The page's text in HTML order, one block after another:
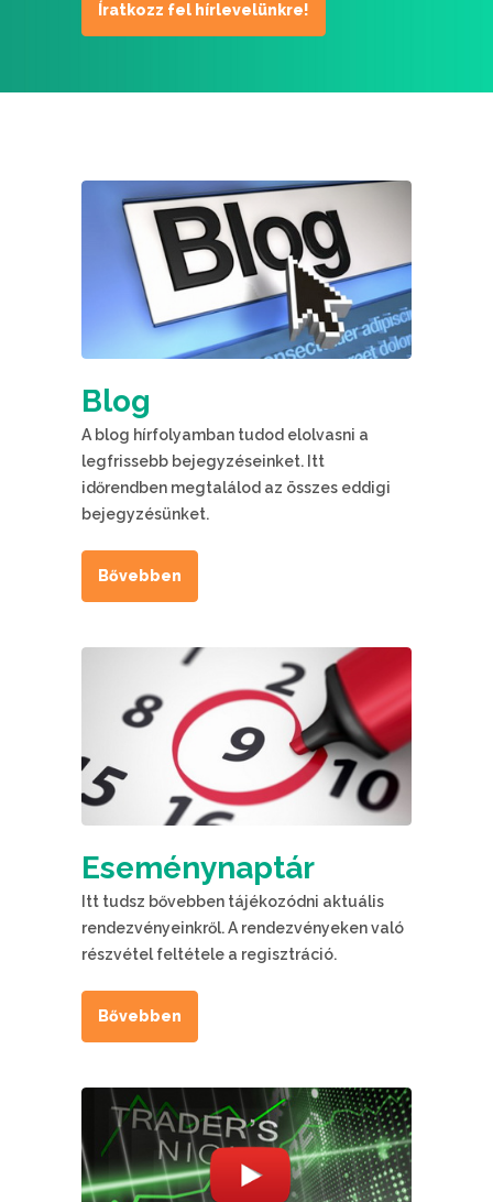
Íratkozz fel hírlevelünkre!
Blog
A blog hírfolyamban tudod elolvasni a
legfrissebb bejegyzéseinket. Itt
időrendben megtalálod az összes eddigi
bejegyzésünket.
Bővebben
Eseménynaptár
Itt tudsz bővebben tájékozódni aktuális
rendezvényeinkről. A rendezvényeken való
részvétel feltétele a regisztráció.
Bővebben